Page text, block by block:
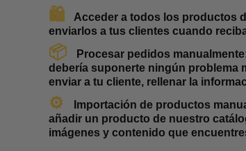
🛍️ Acceder a todos los productos
enviarlos a tus clientes cuando
📦 Procesar pedidos
debería suponerte ningún problema
enviar a tu cliente, rellenar la
⚙️ Importación de productos
añadir un producto de nuestro
imágenes y contenido que